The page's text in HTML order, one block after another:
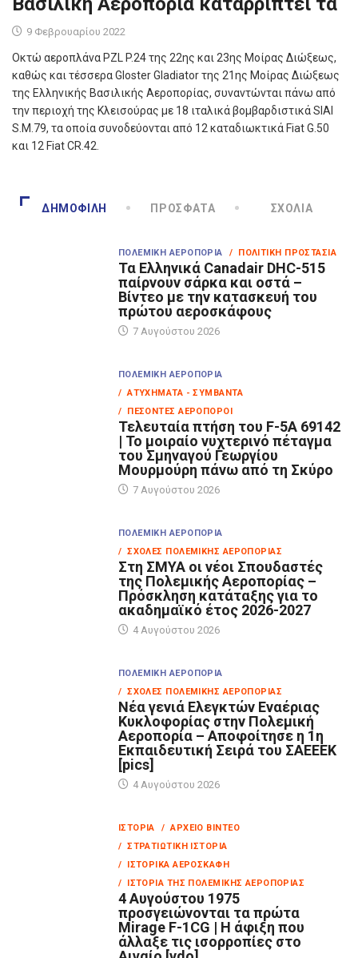
9 Φεβρουαρίου 2022
Οκτώ αεροπλάνα PZL P.24 της 22ης και 23ης Μοίρας Διώξεως,
καθώς και τέσσερα Gloster Gladiator της 21ης Μοίρας Διώξεως
της Ελληνικής Βασιλικής Αεροπορίας, συναντώνται πάνω από
την περιοχή της Κλεισούρας με 18 ιταλικά βομβαρδιστικά SIAI
S.M.79, τα οποία συνοδεύονται από 12 καταδιωκτικά Fiat G.50
και 12 Fiat CR.42.
ΔΗΜΟΦΙΛΉ ΠΡΌΣΦΑΤΑ ΣΧΌΛΙΑ
ΠΟΛΕΜΙΚΉ ΑΕΡΟΠΟΡΊΑ / ΠΟΛΙΤΙΚΉ ΠΡΟΣΤΑΣΊΑ
Τα Eλληνικά Canadair DHC-515
παίρνουν σάρκα και οστά –
Βίντεο με την κατασκευή του
πρώτου αεροσκάφους
7 Αυγούστου 2026
ΠΟΛΕΜΙΚΉ ΑΕΡΟΠΟΡΊΑ
/ ΑΤΥΧΉΜΑΤΑ - ΣΥΜΒΆΝΤΑ
/ ΠΕΣΌΝΤΕΣ ΑΕΡΟΠΌΡΟΙ
Τελευταία πτήση του F-5A 69142
| Το μοιραίο νυχτερινό πέταγμα
του Σμηναγού Γεωργίου
Μουρμούρη πάνω από τη Σκύρο
7 Αυγούστου 2026
ΠΟΛΕΜΙΚΉ ΑΕΡΟΠΟΡΊΑ
/ ΣΧΟΛΈΣ ΠΟΛΕΜΙΚΉΣ ΑΕΡΟΠΟΡΊΑΣ
Στη ΣΜΥΑ οι νέοι Σπουδαστές
της Πολεμικής Αεροπορίας –
Πρόσκληση κατάταξης για το
ακαδημαϊκό έτος 2026-2027
4 Αυγούστου 2026
ΠΟΛΕΜΙΚΉ ΑΕΡΟΠΟΡΊΑ
/ ΣΧΟΛΈΣ ΠΟΛΕΜΙΚΉΣ ΑΕΡΟΠΟΡΊΑΣ
Νέα γενιά Ελεγκτών Εναέριας
Κυκλοφορίας στην Πολεμική
Αεροπορία – Αποφοίτησε η 1η
Εκπαιδευτική Σειρά του ΣΑΕΕΕΚ
[pics]
4 Αυγούστου 2026
ΙΣΤΟΡΊΑ
/ ΑΡΧΕΊΟ ΒΊΝΤΕΟ
/ ΣΤΡΑΤΙΩΤΙΚΉ ΙΣΤΟΡΊΑ
/ ΙΣΤΟΡΙΚΆ ΑΕΡΟΣΚΆΦΗ
/ ΙΣΤΟΡΊΑ ΤΗΣ ΠΟΛΕΜΙΚΉΣ ΑΕΡΟΠΟΡΊΑΣ
4 Αυγούστου 1975
προσγειώνονται τα πρώτα
Mirage F-1CG | Η άφιξη που
άλλαξε τις ισορροπίες στο